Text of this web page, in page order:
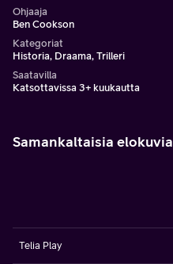
Ohjaaja
Ben Cookson
Kategoriat
Historia, Draama, Trilleri
Saatavilla
Katsottavissa 3+ kuukautta
Samankaltaisia elokuvia
Telia Play